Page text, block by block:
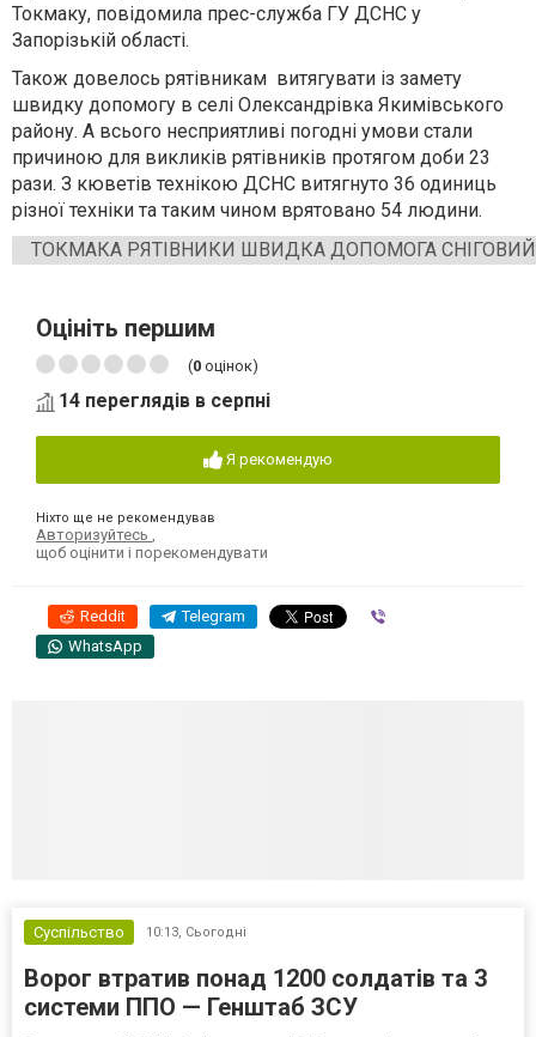
Токмаку, повідомила прес-служба ГУ ДСНС у
Запорізькій області.
Також довелось рятівникам витягувати із замету
швидку допомогу в селі Олександрівка Якимівського
району. А всього несприятливі погодні умови стали
причиною для викликів рятівників протягом доби 23
рази. З кюветів технікою ДСНС витягнуто 36 одиниць
різної техніки та таким чином врятовано 54 людини.
ТОКМАКА РЯТІВНИКИ ШВИДКА ДОПОМОГА
Оцініть першим
(0 оцінок)
14 переглядів в серпні
Я рекомендую
Ніхто ще не рекомендував
Авторизуйтесь ,
щоб оцінити і порекомендувати
Reddit Telegram
WhatsApp
Суспільство 10:13, Сьогодні
Ворог втратив понад 1200 солдатів та 3
системи ППО — Генштаб ЗСУ